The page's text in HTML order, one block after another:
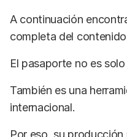
A continuación
completa del
El pasaporte no es
También es una
internacional.
Por eso, su